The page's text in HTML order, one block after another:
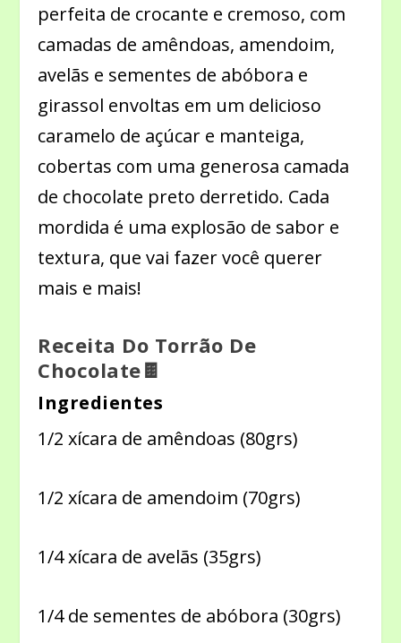
perfeita de crocante e cremoso, com
camadas de amêndoas, amendoim,
avelãs e sementes de abóbora e
girassol envoltas em um delicioso
caramelo de açúcar e manteiga,
cobertas com uma generosa camada
de chocolate preto derretido. Cada
mordida é uma explosão de sabor e
textura, que vai fazer você querer
mais e mais!
Receita Do Torrão De
Chocolate🍫
Ingredientes
1/2 xícara de amêndoas (80grs)
1/2 xícara de amendoim (70grs)
1/4 xícara de avelãs (35grs)
1/4 de sementes de abóbora (30grs)